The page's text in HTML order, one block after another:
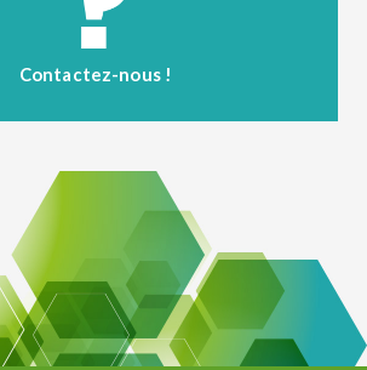
Contactez-nous !